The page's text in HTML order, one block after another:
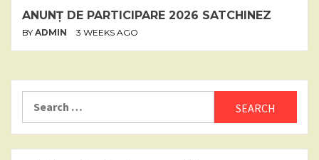
ANUNȚ DE PARTICIPARE 2026 SATCHINEZ
BY ADMIN 3 WEEKS AGO